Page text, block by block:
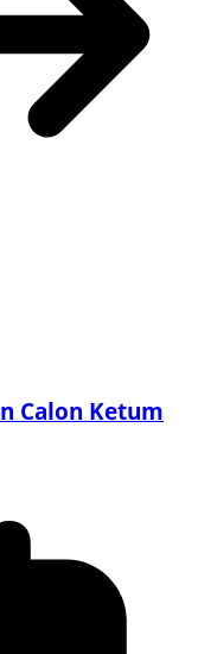
Calon Ketum